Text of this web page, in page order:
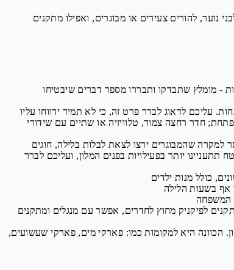
להורים צעירים או מבוגרים, ואפילו מתקנים
- מומלץ שתבדקו ותבררו מספר דברים שיבטיחו
עליכם לדאוג לברר פרט זה, כי לא תמיד ידווחו עליו
חדר רחצה צמוד, טלוויזיה או שתיים עם שידורי
למקרה שהמבוגרים ירצו לצאת לבלות בלילה, חוגים
יותר בפעילויות בפנים המלון, ועליכם לברר
לפיקניק מחוץ לחדרים, אפשר עם מנגלים ומתקנים